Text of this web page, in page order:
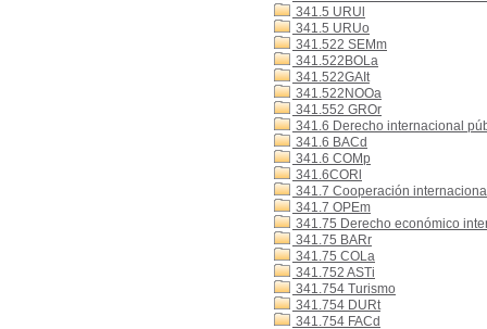
341.5 URUl
341.5 URUo
341.522 SEMm
341.522BOLa
341.522GAIt
341.522NOOa
341.552 GROr
341.6 Derecho internacional
341.6 BACd
341.6 COMp
341.6CORl
341.7 Cooperación
341.7 OPEm
341.75 Derecho económico
341.75 BARr
341.75 COLa
341.752 ASTi
341.754 Turismo
341.754 DURt
341.754 FACd